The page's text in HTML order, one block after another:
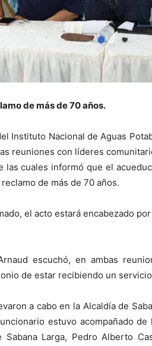
de más de 70 años.
Instituto Nacional de Aguas
reuniones con líderes
las cuales informó que el
de más de 70 años.
el acto estará encabezado
escuchó, en ambas
de estar recibiendo un
a cabo en la Alcaldía de
estuvo acompañado
Sabana Larga, Pedro Alberto